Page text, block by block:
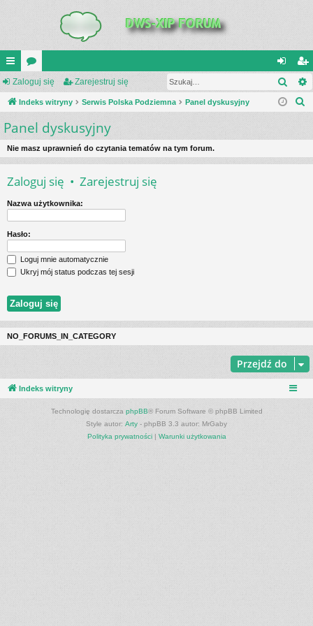
UI
C
K
_L
IN
K
S
or
a
al
og
ę
ar
ej
j
Zaloguj się Zarejestruj się
Indeks witryny Serwis Polska Podziemna Panel dyskusyjny
a
Panel dyskusyjny
Nie masz uprawnień do czytania tematów na tym forum.
Zaloguj się • Zarejestruj się
Nazwa użytkownika:
Hasło:
Loguj mnie automatycznie
Ukryj mój status podczas tej sesji
NO_FORUMS_IN_CATEGORY
Przejdź do
Indeks witryny
Technologię dostarcza phpBB® Forum Software © phpBB Limited
Style autor: Arty - phpBB 3.3 autor: MrGaby
Polityka prywatności| Warunki użytkowania